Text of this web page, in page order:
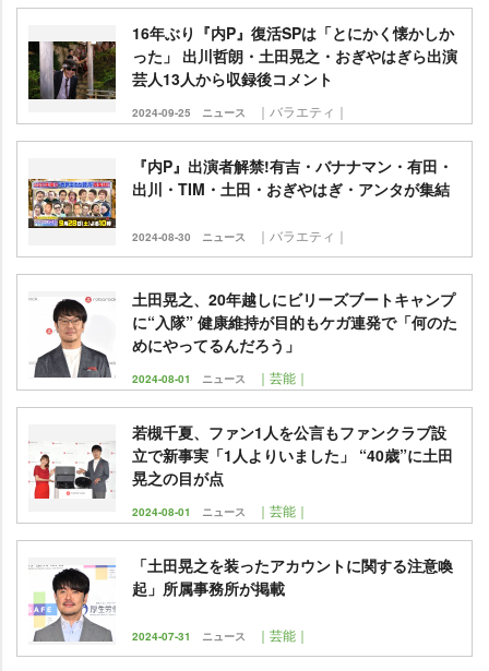
16年ぶり『内P』復活SPは「とにかく懐かしか
った」 出川哲朗・土田晃之・おぎやはぎら出演
芸人13人から収録後コメント
2024-09-25 ニュース ｜バラエティ｜
『内P』出演者解禁!有吉・バナナマン・有田・
出川・TIM・土田・おぎやはぎ・アンタが集結
2024-08-30 ニュース ｜バラエティ｜
土田晃之、20年越しにビリーズブートキャンプ
に“入隊” 健康維持が目的もケガ連発で「何のた
めにやってるんだろう」
2024-08-01 ニュース ｜芸能｜
若槻千夏、ファン1人を公言もファンクラブ設
立で新事実「1人よりいました」 “40歳”に土田
晃之の目が点
2024-08-01 ニュース ｜芸能｜
「土田晃之を装ったアカウントに関する注意喚
起」所属事務所が掲載
2024-07-31 ニュース ｜芸能｜